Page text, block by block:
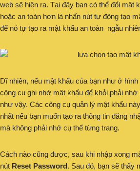
web sẽ hiện ra. Tại đây bạn có thể đổi mật
hoặc an toàn hơn là nhấn nút tự động tạo
để nó tự tạo ra mật khẩu an toàn ngẫu
Dĩ nhiên, nếu mật khẩu của bạn như ở
công cụ ghi nhớ mật khẩu để khỏi phải
như vậy. Các công cụ quản lý mật khẩu
nhất nếu bạn muốn tạo ra thông tin đăng
mà không phải nhớ cụ thể từng trang.
Cách nào cũng được, sau khi nhập xong
nút Reset Password. Sau đó, bạn sẽ thấy